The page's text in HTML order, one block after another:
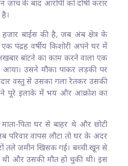
जांच के बाद आरोपी को दोषी करार
हजार बाईस की है, जब अंब क्षेत्र के
पंद्रह वर्षीय किशोरी अपने घर में
बांटने का काम करने वाला एक
उसने मौका पाकर लड़की पर
वस्तु से उसका गला रेतकर उसकी
ने पूरे इलाके में भय और आक्रोश का
पिता घर से बाहर थे और छोटी
परिवार वापस लौटा तो घर के अंदर
तले जमीन खिसक गई। बच्ची खून से
और उसकी मौत हो चुकी थी। इस